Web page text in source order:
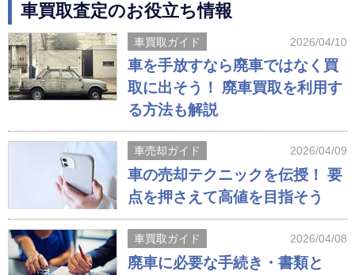
車買取査定のお役立ち情報
車買取ガイド 2026/04/10
車を手放すなら廃車ではなく買
取に出そう！ 廃車買取を利用す
る方法も解説
車売却ガイド 2026/04/09
車の売却テクニックを伝授！ 要
点を押さえて高値を目指そう
車買取ガイド 2026/04/08
廃車に必要な手続き・書類と